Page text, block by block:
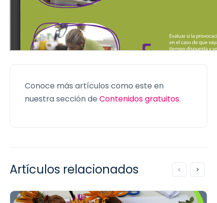
Conoce más artículos como este en
nuestra sección de Contenidos gratuitos.
Artículos relacionados